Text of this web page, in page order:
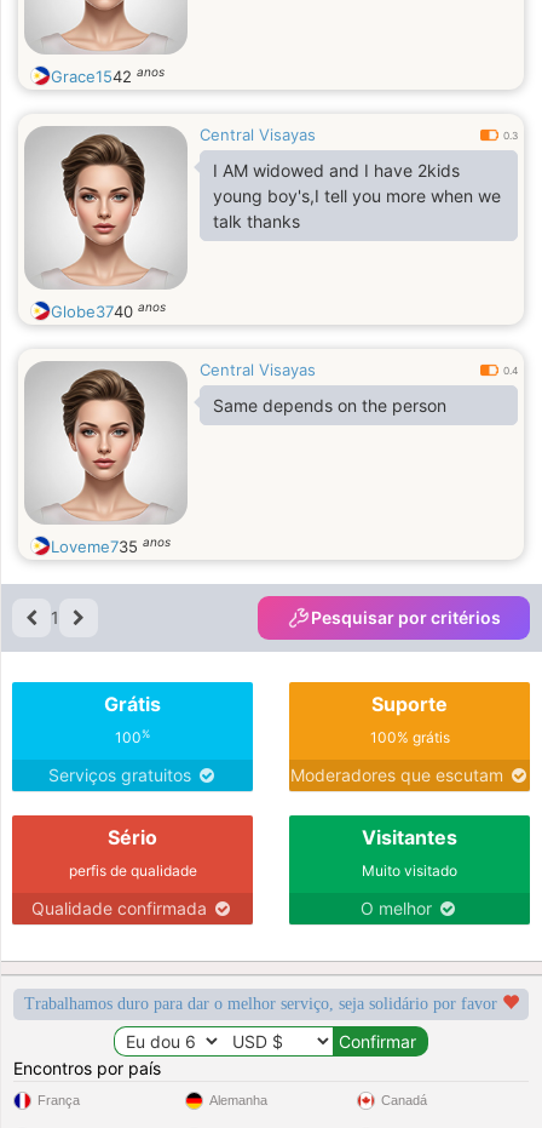
Grace1542 anos
Central Visayas 0.3
I AM widowed and I have 2kids
young boy's,I tell you more when we
talk thanks
Globe3740 anos
Central Visayas 0.4
Same depends on the person
Loveme735 anos
1 Pesquisar por critérios
Grátis
100%
Serviços gratuitos
Suporte
100% grátis
Moderadores que escutam
Sério
perfis de qualidade
Qualidade confirmada
Visitantes
Muito visitado
O melhor
Trabalhamos duro para dar o melhor serviço, seja solidário por favor
Encontros por país
França Alemanha Canadá